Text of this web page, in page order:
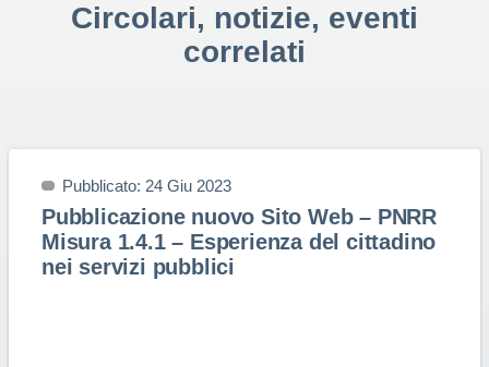
Circolari, notizie, eventi
correlati
Pubblicato: 24 Giu 2023
Pubblicazione nuovo Sito Web – PNRR
Misura 1.4.1 – Esperienza del cittadino
nei servizi pubblici